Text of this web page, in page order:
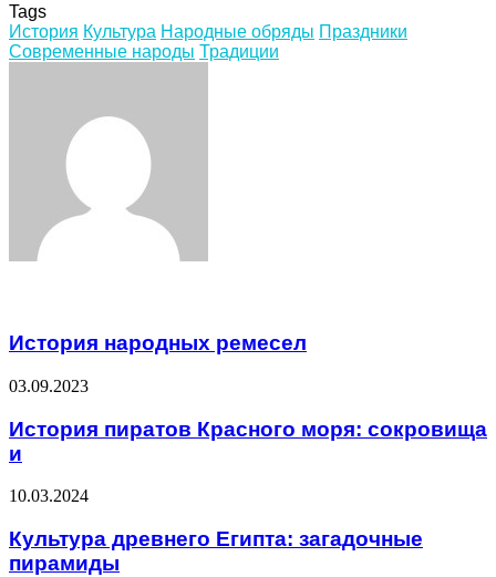
Tags
История Культура Народные обряды Праздники
Современные народы Традиции
История народных ремесел
03.09.2023
История пиратов Красного моря: сокровища
и
10.03.2024
Культура древнего Египта: загадочные
пирамиды